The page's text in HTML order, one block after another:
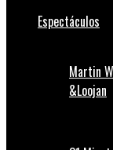
Espectáculos
Martin
&Loojan